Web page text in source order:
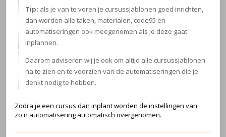
Tip: als je van te voren je cursussjablonen goed inrichten,
dan worden alle taken, materialen, code95 en
automatiseringen ook meegenomen als je deze gaat
inplannen.
Daarom adviseren wij je ook om altijd alle cursussjablonen
na te zien en te voorzien van de automatiseringen die je
denkt nodig te hebben.
Zodra je een cursus dan inplant worden de instellingen van
zo'n automatisering automatisch overgenomen.